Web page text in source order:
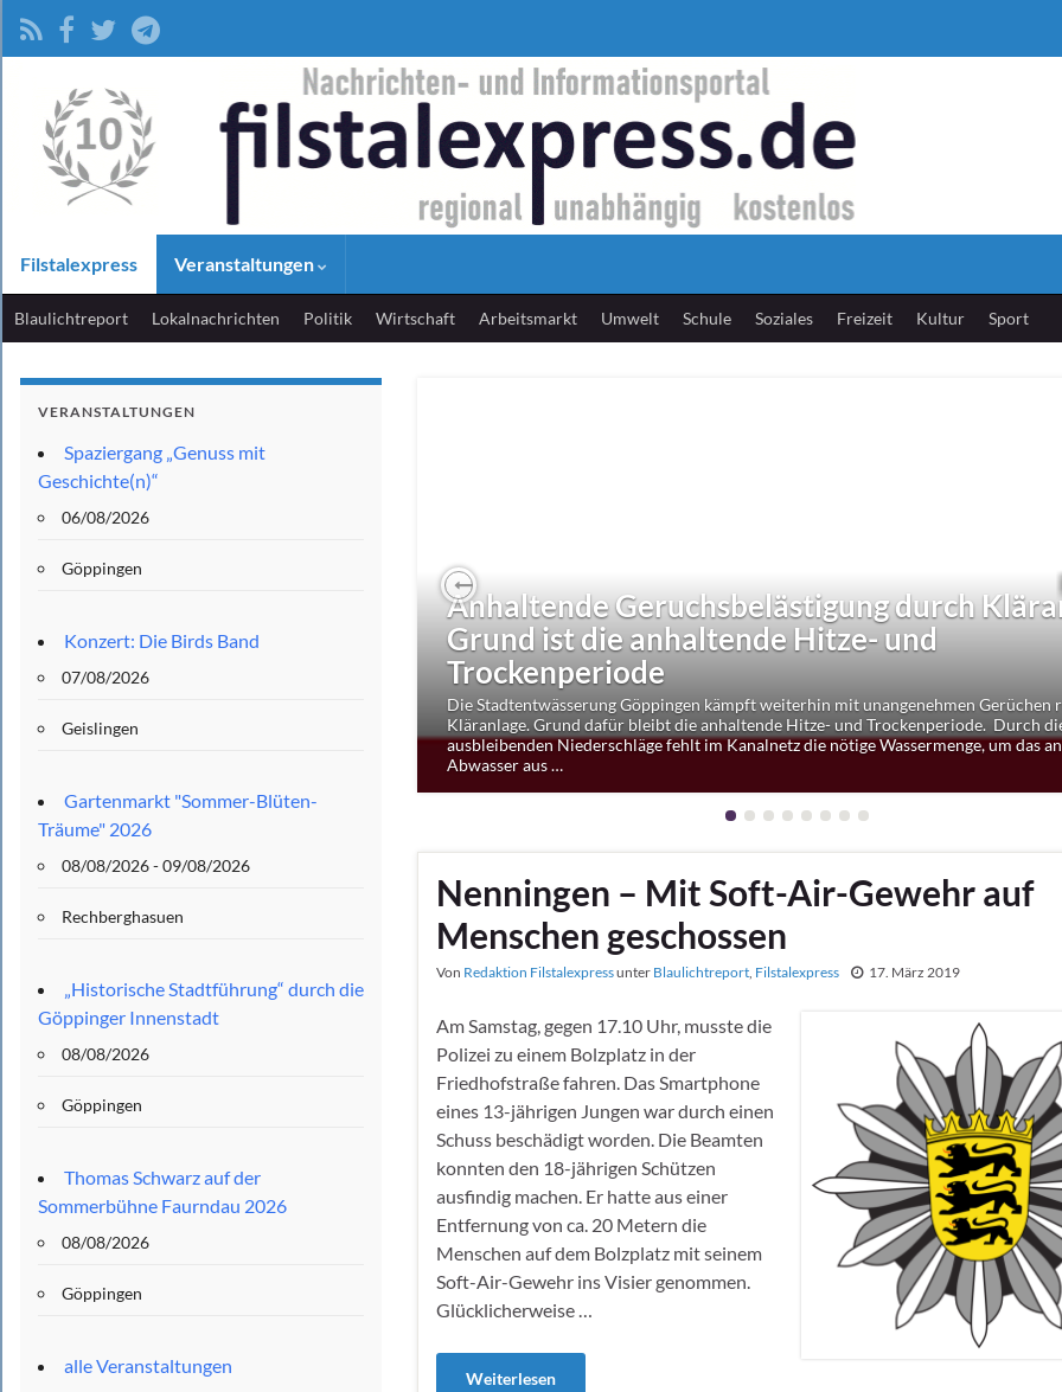
Filstalexpress Veranstaltungen
Blaulichtreport Lokalnachrichten Politik Wirtschaft Arbeitsmarkt Umwelt Schule Soziales Freizeit Kultur Sport
Anhaltende Geruchsbelästigung durch
Grund ist die anhaltende Hitze- und
Trockenperiode
Die Stadtentwässerung Göppingen kämpft weiterhin mit unangenehmen Gerüchen
Kläranlage. Grund dafür bleibt die anhaltende Hitze- und Trockenperiode. Durch
ausbleibenden Niederschläge fehlt im Kanalnetz die nötige Wassermenge, um das
Abwasser aus …
Previous
Nenningen – Mit Soft-Air-Gewehr auf
Menschen geschossen
Von Redaktion Filstalexpressunter Blaulichtreport, Filstalexpress 17. März 2019
Am Samstag, gegen 17.10 Uhr, musste die
Polizei zu einem Bolzplatz in der
Friedhofstraße fahren. Das Smartphone
eines 13-jährigen Jungen war durch einen
Schuss beschädigt worden. Die Beamten
konnten den 18-jährigen Schützen
ausfindig machen. Er hatte aus einer
Entfernung von ca. 20 Metern die
Menschen auf dem Bolzplatz mit seinem
Soft-Air-Gewehr ins Visier genommen.
Glücklicherweise …
Weiterlesen
VERANSTALTUNGEN
Spaziergang „Genuss mit
Geschichte(n)“
06/08/2026
Göppingen
Konzert: Die Birds Band
07/08/2026
Geislingen
Gartenmarkt "Sommer-Blüten-
Träume" 2026
08/08/2026 - 09/08/2026
Rechberghasuen
„Historische Stadtführung“ durch die
Göppinger Innenstadt
08/08/2026
Göppingen
Thomas Schwarz auf der
Sommerbühne Faurndau 2026
08/08/2026
Göppingen
alle Veranstaltungen